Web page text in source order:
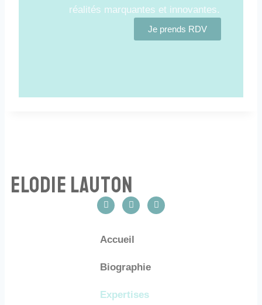
réalités marquantes et innovantes.
Je prends RDV
Elodie Lauton
Accueil
Biographie
Expertises